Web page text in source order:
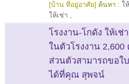
[บ้าน ที่อยู่อาศัย] ค้นหา : ใ
ให้เช่า
โรงงาน-โกดัง ให้เ
ในตัวโรงงาน
ส่วนตัวสามารถขอใ
ได้ที่คุณ สุพจน์